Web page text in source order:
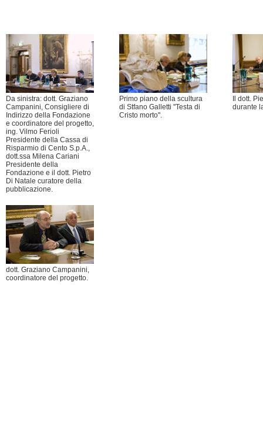
Da sinistra: dott. Graziano
Campanini, Consigliere di
Indirizzo della Fondazione
e coordinatore del progetto,
ing. Vilmo Ferioli
Presidente della Cassa di
Risparmio di Cento S.p.A.,
dott.ssa Milena Cariani
Presidente della
Fondazione e il dott. Pietro
Di Natale curatore della
pubblicazione.
Primo piano della scultura
di Stfano Galletti ''Testa di
Cristo morto''.
Il dott.
durante
dott. Graziano Campanini,
coordinatore del progetto.